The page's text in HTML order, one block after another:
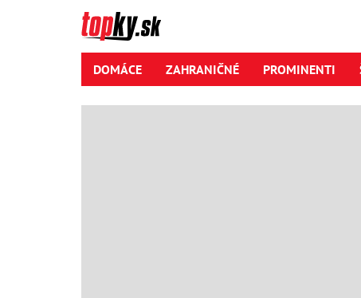
DOMÁCE ZAHRANIČNÉ PROMINENTI